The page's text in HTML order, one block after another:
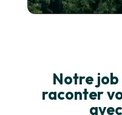
Notre job
raconter